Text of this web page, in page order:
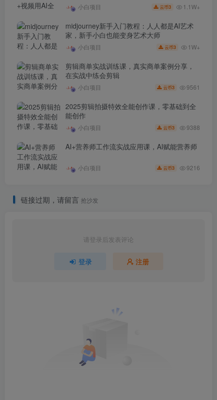
小白项目 云币3 1.1W+
midjourney新手入门教程：人人都是AI艺术
家，新手小白也能变身艺术大师
小白项目 云币3 1W+
剪辑商单实战训练课，真实商单案例分享，
在实战中练会剪辑
小白项目 云币3 9561
2025剪辑拍摄特效全能创作课，零基础到全
能创作
小白项目 云币3 9388
AI+营养师工作流实战应用课，AI赋能营养师
小白项目 云币3 9216
链接过期，请留言 抢沙发
请登录后发表评论
登录 注册